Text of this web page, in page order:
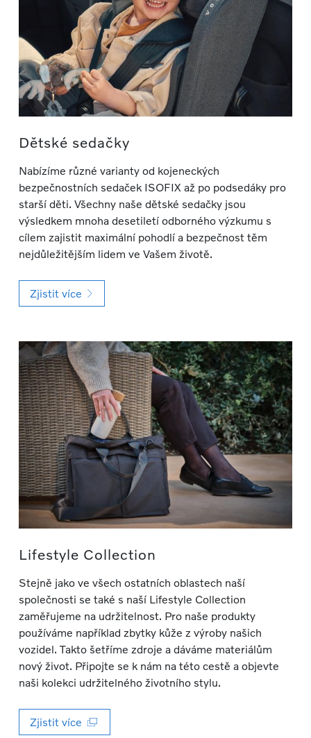
Dětské sedačky
Nabízíme různé varianty od kojeneckých
bezpečnostních sedaček ISOFIX až po podsedáky pro
starší děti. Všechny naše dětské sedačky jsou
výsledkem mnoha desetiletí odborného výzkumu s
cílem zajistit maximální pohodlí a bezpečnost těm
nejdůležitějším lidem ve Vašem životě.
Zjistit více
Lifestyle Collection
Stejně jako ve všech ostatních oblastech naší
společnosti se také s naší Lifestyle Collection
zaměřujeme na udržitelnost. Pro naše produkty
používáme například zbytky kůže z výroby našich
vozidel. Takto šetříme zdroje a dáváme materiálům
nový život. Připojte se k nám na této cestě a objevte
naši kolekci udržitelného životního stylu.
Zjistit více